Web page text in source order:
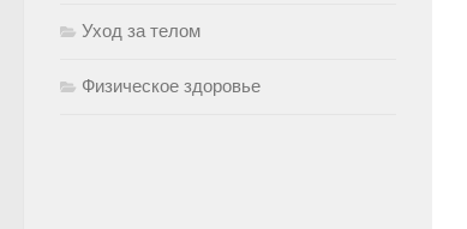
Уход за телом
Физическое здоровье